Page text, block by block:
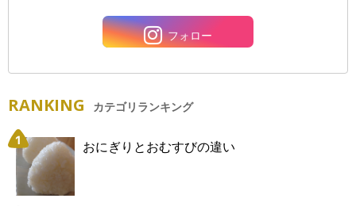
フォロー
RANKING カテゴリランキング
おにぎりとおむすびの違い